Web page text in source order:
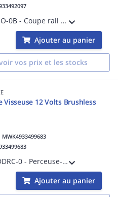
M18 STSO-0B - Coupe rail de supportage 18V - Sac, sans batterie, ni chargeur
Ajouter au panier
vos prix et les stocks
Visseuse 12 Volts Brushless
MWK4933499683
M12 BLDDRC-0 - Perceuse-Visseuse Brushless 10 mm, 12V, 40 Nm - sans batterie, ni chargeur
Ajouter au panier